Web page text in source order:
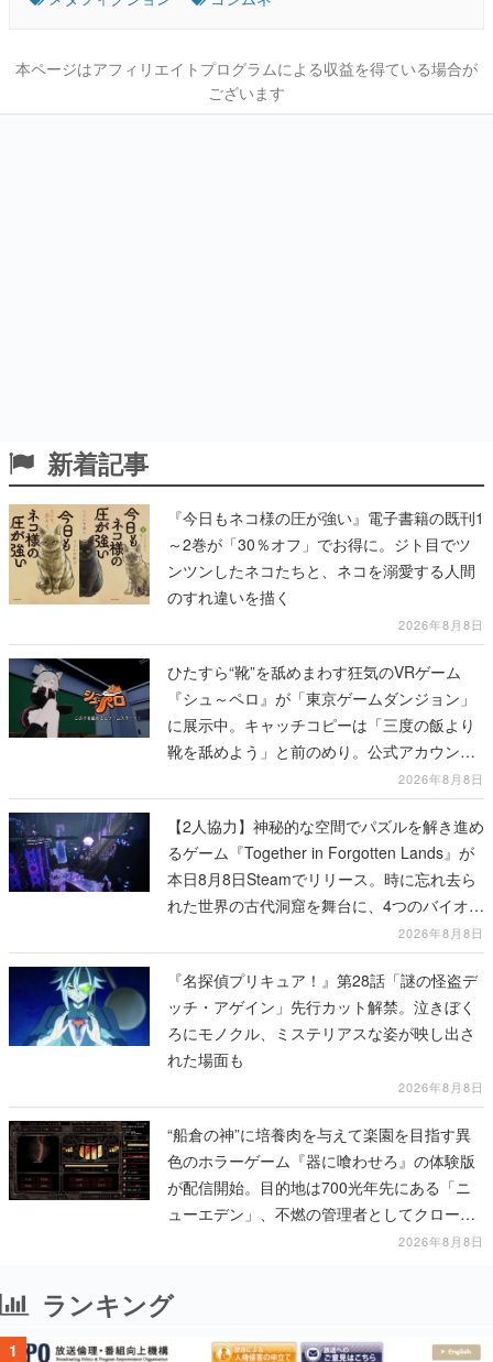
本ページはアフィリエイトプログラムによる収益を得ている場合が
ございます
新着記事
『今日もネコ様の圧が強い』電子書籍の既刊1
～2巻が「30％オフ」でお得に。ジト目でツ
ンツンしたネコたちと、ネコを溺愛する人間
のすれ違いを描く
2026年8月8日
ひたすら“靴”を舐めまわす狂気のVRゲーム
『シュ～ペロ』が「東京ゲームダンジョン」
に展示中。キャッチコピーは「三度の飯より
靴を舐めよう」と前のめり。公式アカウント
も開設され、2026年リリースに向けて開発中
2026年8月8日
【2人協力】神秘的な空間でパズルを解き進め
るゲーム『Together in Forgotten Lands』が
本日8月8日Steamでリリース。時に忘れ去ら
れた世界の古代洞窟を舞台に、4つのバイオー
2026年8月8日
『名探偵プリキュア！』第28話「謎の怪盗デ
ッチ・アゲイン」先行カット解禁。泣きぼく
ろにモノクル、ミステリアスな姿が映し出さ
れた場面も
2026年8月8日
“船倉の神”に培養肉を与えて楽園を目指す異
色のホラーゲーム『器に喰わせろ』の体験版
が配信開始。目的地は700光年先にある「ニ
ューエデン」、不燃の管理者としてクローン
人間を増やし、加工して神に捧げる2026年8月8日
ランキング
1